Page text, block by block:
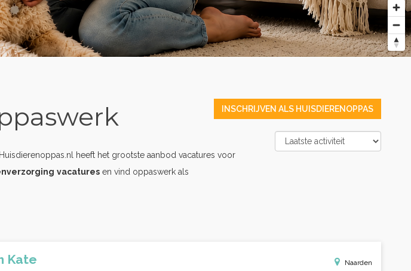
heeft het grootste aanbod vacatures voor
vacatures en vind oppaswerk als
INSCHRIJVEN ALS HUISDIERENOPPAS
Kate Naarden